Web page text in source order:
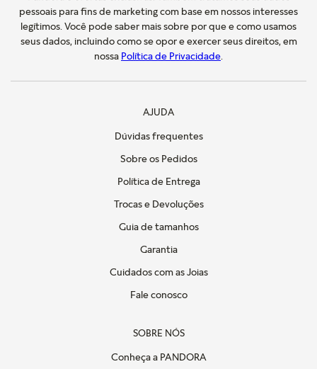
pessoais para fins de marketing com base em nossos interesses
legítimos. Você pode saber mais sobre por que e como usamos
seus dados, incluindo como se opor e exercer seus direitos, em
nossa Política de Privacidade
AJUDA
Dúvidas frequentes
Sobre os Pedidos
Política de Entrega
Trocas e Devoluções
Guia de tamanhos
Garantia
Cuidados com as Joias
Fale conosco
SOBRE NÓS
Conheça a PANDORA